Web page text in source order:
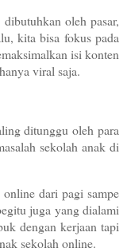
oleh pasar,
kita bisa fokus pada
isi konten
viral saja.
ditunggu oleh para
sekolah anak di
dari pagi sampe
juga yang dialami
dengan kerjaan tapi
sekolah online.